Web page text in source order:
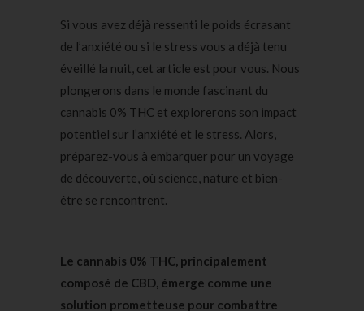
Si vous avez déjà ressenti le poids écrasant
de l’anxiété ou si le stress vous a déjà tenu
éveillé la nuit, cet article est pour vous. Nous
plongerons dans le monde fascinant du
cannabis 0% THC et explorerons son impact
potentiel sur l’anxiété et le stress. Alors,
préparez-vous à embarquer pour un voyage
de découverte, où science, nature et bien-
être se rencontrent.
Le cannabis 0% THC, principalement
composé de CBD, émerge comme une
solution prometteuse pour combattre